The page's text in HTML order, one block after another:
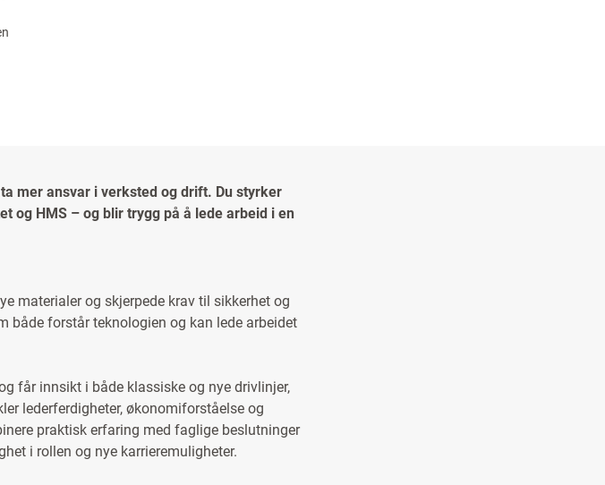
mer ansvar i verksted og drift. Du styrker
og HMS – og blir trygg på å lede arbeid i en
materialer og skjerpede krav til sikkerhet og
både forstår teknologien og kan lede arbeidet
får innsikt i både klassiske og nye drivlinjer,
lederferdigheter, økonomiforståelse og
praktisk erfaring med faglige beslutninger
i rollen og nye karrieremuligheter.